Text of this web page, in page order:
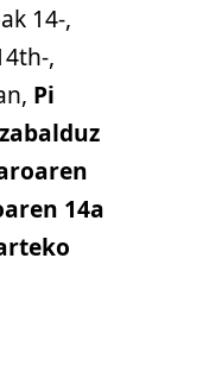
14-,
,
Pi
14a